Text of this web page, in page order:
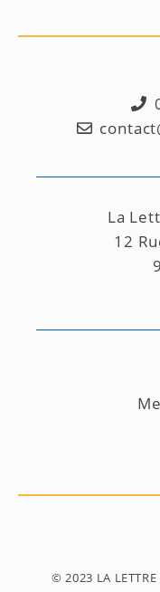
La
12
© 2023 LA